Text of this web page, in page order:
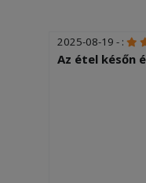
2025-08-19 - :
Az étel későn